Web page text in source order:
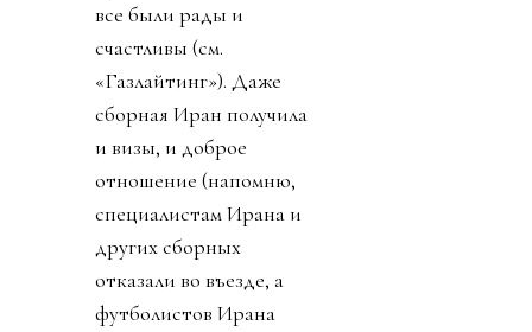
все были рады и
счастливы (см.
«Газлайтинг»). Даже
сборная Иран получила
и визы, и доброе
отношение (напомню,
специалистам Ирана и
других сборных
отказали во въезде, а
футболистов Ирана